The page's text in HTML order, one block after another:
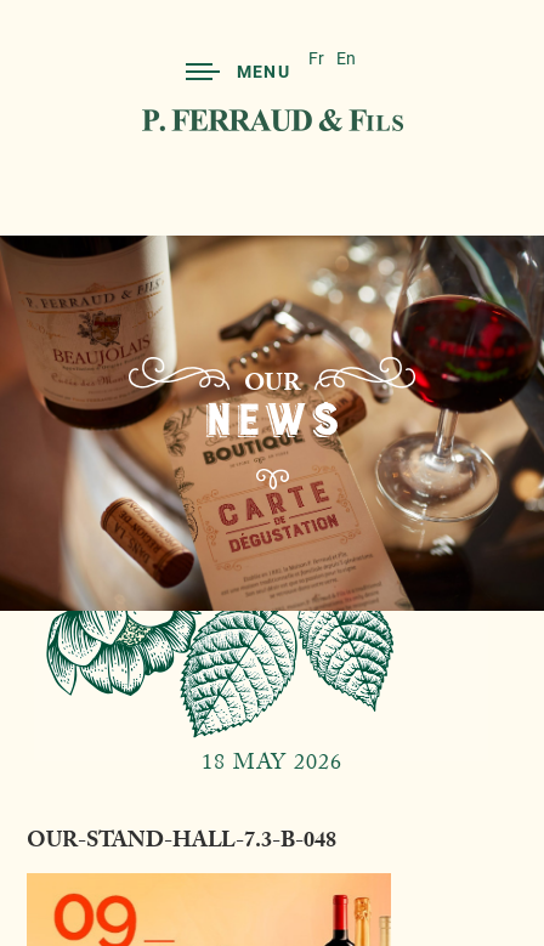
MENU
Fr En
OUR
NEWS
18 MAY 2026
OUR-STAND-HALL-7.3-B-048